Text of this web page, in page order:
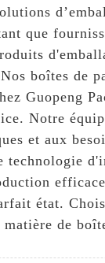
que
boîtes de
Guopeng
Notre
et aux
technologie
état.
de